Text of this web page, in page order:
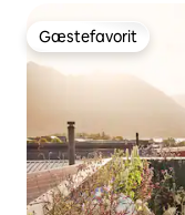
Gæstefavorit
Gæstefavorit